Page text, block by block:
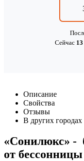
Сейчас 13
Описание
Свойства
Отзывы
В других городах
«Сонилюкс» -
от